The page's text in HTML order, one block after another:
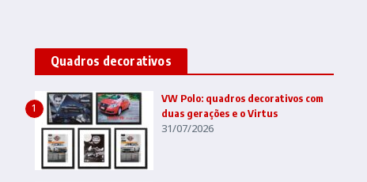
Quadros decorativos
1
VW Polo: quadros decorativos com
duas gerações e o Virtus
31/07/2026